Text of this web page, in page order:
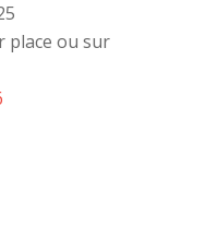
place ou sur